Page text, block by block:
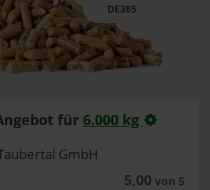
DE385
für 6.000 kg
GmbH
5,00 von 5